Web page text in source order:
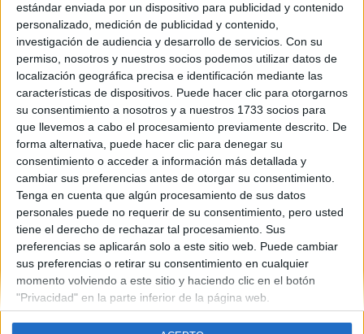
estándar enviada por un dispositivo para publicidad y contenido
personalizado, medición de publicidad y contenido,
investigación de audiencia y desarrollo de servicios. Con su
permiso, nosotros y nuestros socios podemos utilizar datos de
localización geográfica precisa e identificación mediante las
características de dispositivos. Puede hacer clic para otorgarnos
su consentimiento a nosotros y a nuestros 1733 socios para
que llevemos a cabo el procesamiento previamente descrito. De
forma alternativa, puede hacer clic para denegar su
consentimiento o acceder a información más detallada y
cambiar sus preferencias antes de otorgar su consentimiento.
Tenga en cuenta que algún procesamiento de sus datos
personales puede no requerir de su consentimiento, pero usted
tiene el derecho de rechazar tal procesamiento. Sus
preferencias se aplicarán solo a este sitio web. Puede cambiar
sus preferencias o retirar su consentimiento en cualquier
momento volviendo a este sitio y haciendo clic en el botón
"Privacidad" en la parte inferior de la página web.
Contáctanos
Diego de León 47, 28006 Madrid
Phone:+34 91 593 2767
Email: info@forofp.es
Información legal
Aviso legal
Política de privacidad
Condiciones generales de contratación
Política de cookies